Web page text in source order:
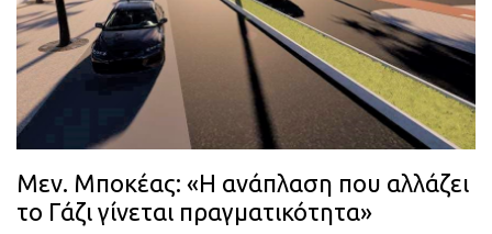
Μεν. Μποκέας: «Η ανάπλαση που αλλάζει
το Γάζι γίνεται πραγματικότητα»